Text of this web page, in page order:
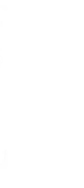
PL04